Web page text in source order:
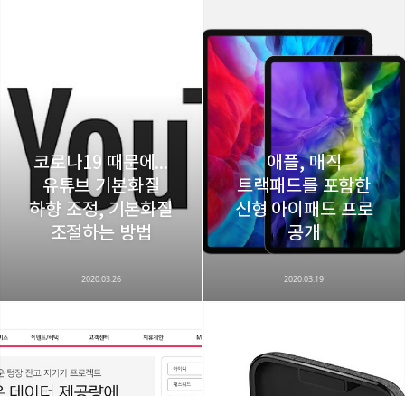
코로나19 때문에...
유튜브 기본화질
하향 조정, 기본화질
조절하는 방법
2020.03.26
애플, 매직
트랙패드를 포함한
신형 아이패드 프로
공개
2020.03.19